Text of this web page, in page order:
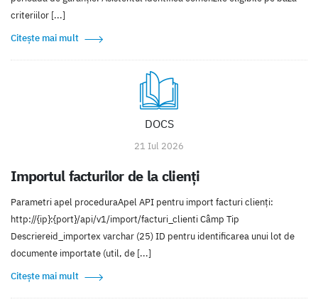
criteriilor [...]
Citește mai mult
DOCS
21 Iul 2026
Importul facturilor de la clienți
Parametri apel proceduraApel API pentru import facturi clienți:
http://{ip}:{port}/api/v1/import/facturi_clienti Câmp Tip
Descriereid_importex varchar (25) ID pentru identificarea unui lot de
documente importate (util, de [...]
Citește mai mult